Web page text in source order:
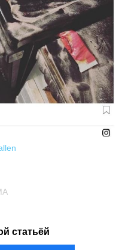
статьёй